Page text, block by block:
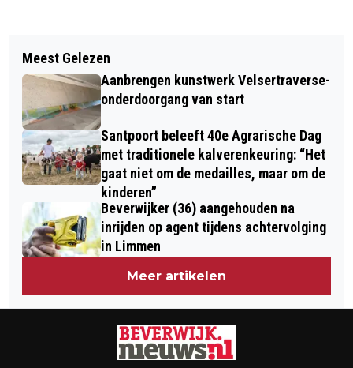
10E EDITIE OMLOOP VAN ZANDVOORT
ZET 4000 SPORTIEVELINGEN OP DE
TRAPPERS
VERMISTE EN GEVONDEN DIEREN
DIERENAMBULANCE KENNEMERLAND
Meest Gelezen
Aanbrengen kunstwerk Velsertraverse-
onderdoorgang van start
Santpoort beleeft 40e Agrarische Dag
met traditionele kalverenkeuring: “Het
gaat niet om de medailles, maar om de
kinderen”
Beverwijker (36) aangehouden na
inrijden op agent tijdens achtervolging
in Limmen
Meer artikelen